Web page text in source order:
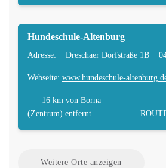
Hundeschule-Altenburg
Adresse: Dreschaer Dorfstraße 1B
Webseite: www.hundeschule-
16 km von Borna
(Zentrum) entfernt
Weitere Orte anzeigen